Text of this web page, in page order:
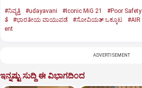
#ನಿವೃತ್ತಿ #udayavani #Iconic MiG 21 #Poor Safety
ತೆ
#ಭಾರತೀಯ ವಾಯುಪಡೆ #ಸೋವಿಯತ್‌ ಒಕ್ಕೂಟ #AIR
ent
ADVERTISEMENT
ಇನ್ನಷ್ಟು ಸುದ್ದಿ ಈ ವಿಭಾಗದಿಂದ